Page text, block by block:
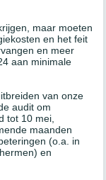
maar moeten
en het feit
en meer
aan minimale
van onze
audit om
tot 10 mei,
maanden
(o.a. in
en